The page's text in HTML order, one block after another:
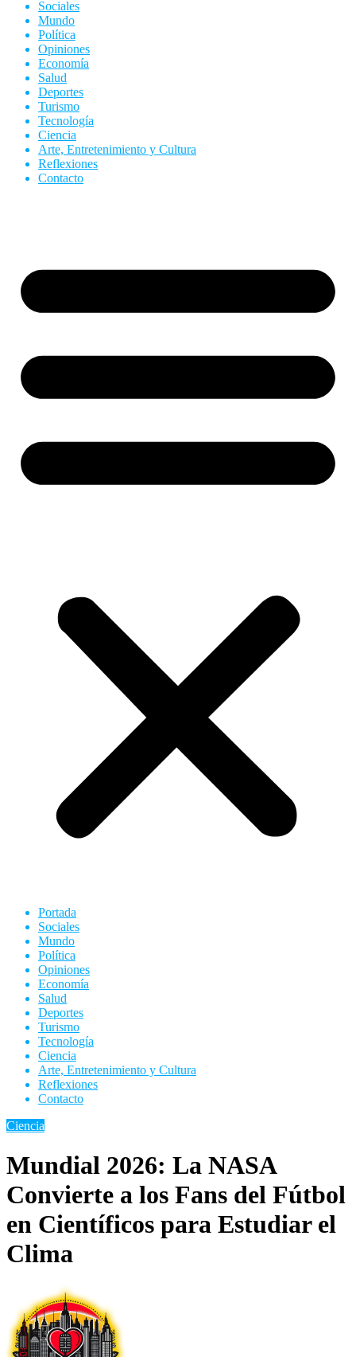
Sociales
Mundo
Política
Opiniones
Economía
Salud
Deportes
Turismo
Tecnología
Ciencia
Arte, Entretenimiento y Cultura
Reflexiones
Contacto
Portada
Sociales
Mundo
Política
Opiniones
Economía
Salud
Deportes
Turismo
Tecnología
Ciencia
Arte, Entretenimiento y Cultura
Reflexiones
Contacto
Ciencia
Mundial 2026: La NASA
Convierte a los Fans del Fútbol
en Científicos para Estudiar el
Clima